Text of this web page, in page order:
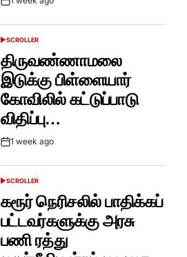
Post
POSTED
SCROLLER
திருவண்ணாமலை
இடுக்கு பிள்ளையார்
கோவிலில் கட்டுப்பாடு
விதிப்பு…
Post1 week ago
POSTED
SCROLLER
கரூர் நெரிசலில் பாதிக்கப்
பட்டவர்களுக்கு அரசு
பணி ரத்து